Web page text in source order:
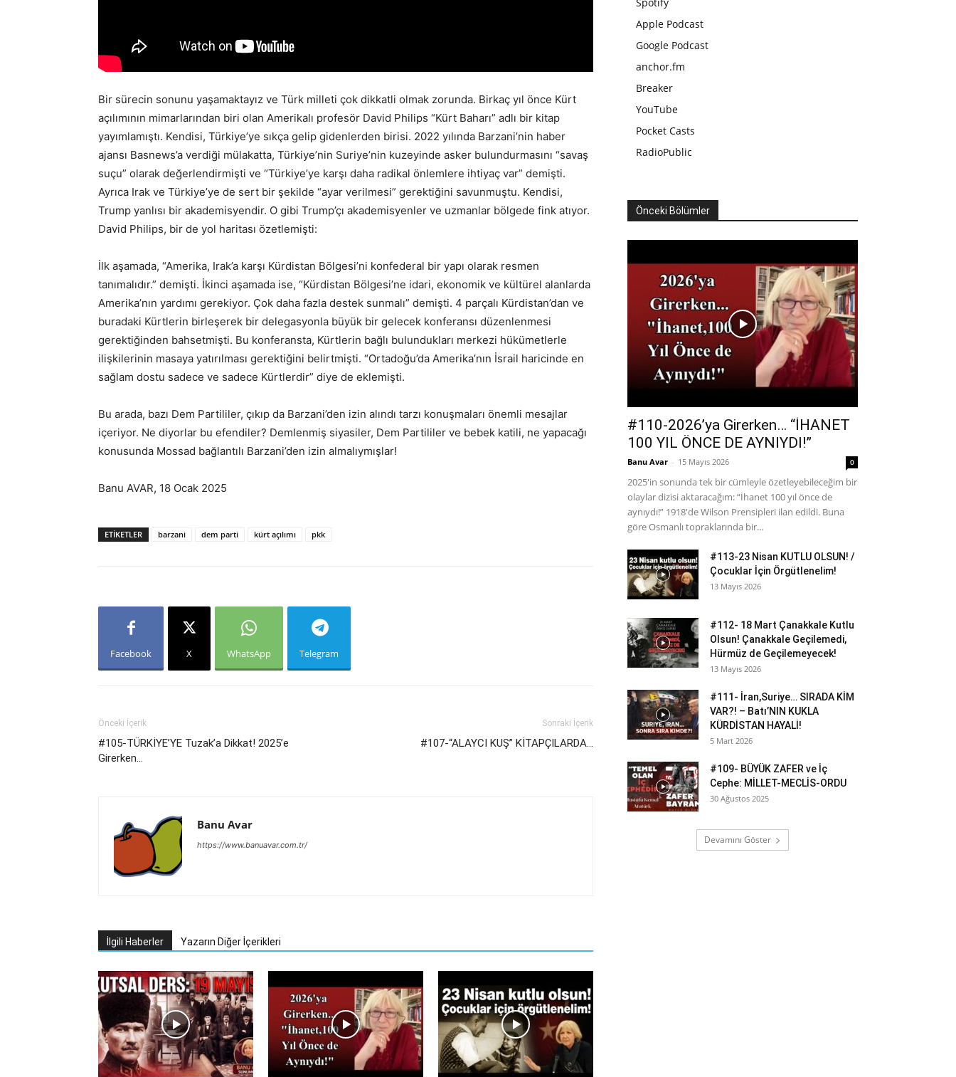
Bir sürecin sonunu yaşamaktayız ve Türk milleti çok dikkatli olmak zorunda. Birkaç yıl önce Kürt
açılımının mimarlarından biri olan Amerikalı profesör David Philips “Kürt Baharı” adlı bir kitap
yayımlamıştı. Kendisi, Türkiye’ye sıkça gelip gidenlerden birisi. 2022 yılında Barzani’nin haber
ajansı Basnews’a verdiği mülakatta, Türkiye’nin Suriye’nin kuzeyinde asker bulundurmasını “savaş
suçu” olarak değerlendirmişti ve “Türkiye’ye karşı daha radikal önlemlere ihtiyaç var” demişti.
Ayrıca Irak ve Türkiye’ye de sert bir şekilde “ayar verilmesi” gerektiğini savunmuştu. Kendisi,
Trump yanlısı bir akademisyendir. O gibi Trump’çı akademisyenler ve uzmanlar bölgede fink atıyor.
David Philips, bir de yol haritası özetlemişti:
İlk aşamada, “Amerika, Irak’a karşı Kürdistan Bölgesi’ni konfederal bir yapı olarak resmen
tanımalıdır.” demişti. İkinci aşamada ise, “Kürdistan Bölgesi’ne idari, ekonomik ve kültürel alanlarda
Amerika’nın yardımı gerekiyor. Çok daha fazla destek sunmalı” demişti. 4 parçalı Kürdistan’dan ve
buradaki Kürtlerin birleşerek bir delegasyonla büyük bir gelecek konferansı düzenlenmesi
gerektiğinden bahsetmişti. Bu konferansta, Kürtlerin bağlı bulundukları merkezi hükümetlerle
ilişkilerinin masaya yatırılması gerektiğini belirtmişti. “Ortadoğu’da Amerika’nın İsrail haricinde en
sağlam dostu sadece ve sadece Kürtlerdir” diye de eklemişti.
Bu arada, bazı Dem Partililer, çıkıp da Barzani’den izin alındı tarzı konuşmaları önemli mesajlar
içeriyor. Ne diyorlar bu efendiler? Demlenmiş siyasiler, Dem Partililer ve bebek katili, ne yapacağı
konusunda Mossad bağlantılı Barzani’den izin almalıymışlar!
Banu AVAR, 18 Ocak 2025
ETIKETLER barzani dem parti kürt açılımı pkk
Facebook X WhatsApp Telegram
Önceki İçerik
#105-TÜRKİYE’YE Tuzak’a Dikkat! 2025’e
Girerken…
Sonraki İçerik
#107-“ALAYCI KUŞ” KİTAPÇILARDA…
Banu Avar
https://www.banuavar.com.tr/
İlgili Haberler Yazarın Diğer İçerikleri
Apple Podcast
Google Podcast
anchor.fm
Breaker
YouTube
Pocket Casts
RadioPublic
Önceki Bölümler
#110-2026’ya Girerken… “İHANET
100 YIL ÖNCE DE AYNIYDI!”
Banu Avar - 15 Mayıs 2026 0
2025'in sonunda tek bir cümleyle özetleyebileceğim bir
olaylar dizisi aktaracağım: “İhanet 100 yıl önce de
aynıydı!” 1918'de Wilson Prensipleri ilan edildi. Buna
göre Osmanlı topraklarında bir...
#113-23 Nisan KUTLU OLSUN! /
Çocuklar İçin Örgütlenelim!
13 Mayıs 2026
#112- 18 Mart Çanakkale Kutlu
Olsun! Çanakkale Geçilemedi,
Hürmüz de Geçilemeyecek!
13 Mayıs 2026
#111- İran,Suriye… SIRADA KİM
VAR?! – Batı’NIN KUKLA
KÜRDİSTAN HAYALİ!
5 Mart 2026
#109- BÜYÜK ZAFER ve İç
Cephe: MİLLET-MECLİS-ORDU
30 Ağustos 2025
Devamını Göster